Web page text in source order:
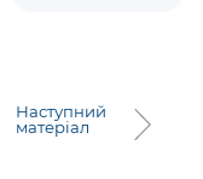
Наступний
матеріал